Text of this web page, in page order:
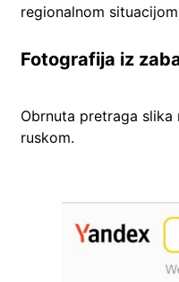
regionalnom
Fotografija iz
Obrnuta pretraga
ruskom.
Image